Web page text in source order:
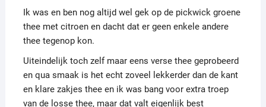
Ik was en ben nog altijd wel gek op de pickwick groene
thee met citroen en dacht dat er geen enkele andere
thee tegenop kon.
Uiteindelijk toch zelf maar eens verse thee geprobeerd
en qua smaak is het echt zoveel lekkerder dan de kant
en klare zakjes thee en ik was bang voor extra troep
van de losse thee, maar dat valt eigenlijk best